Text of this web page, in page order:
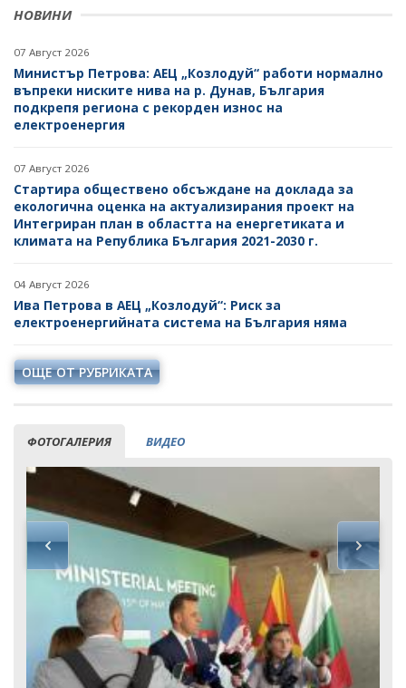
НОВИНИ
07 Август 2026
Министър Петрова: АЕЦ „Козлодуй“ работи нормално
въпреки ниските нива на р. Дунав, България
подкрепя региона с рекорден износ на
електроенергия
07 Август 2026
Стартира обществено обсъждане на доклада за
екологична оценка на актуализирания проект на
Интегриран план в областта на енергетиката и
климата на Република България 2021-2030 г.
04 Август 2026
Ива Петрова в АЕЦ „Козлодуй“: Риск за
електроенергийната система на България няма
ОЩЕ ОТ РУБРИКАТА
ФОТОГАЛЕРИЯ ВИДЕО